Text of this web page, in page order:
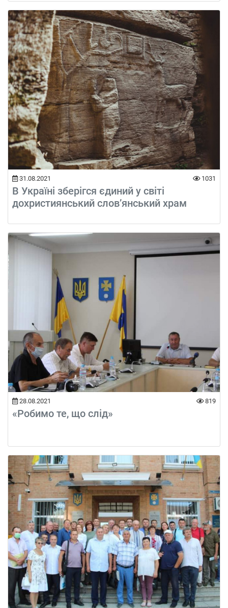
31.08.2021 1031
В Україні зберігся єдиний у світі
дохристиянський слов’янський храм
28.08.2021 819
«Робимо те, що слід»